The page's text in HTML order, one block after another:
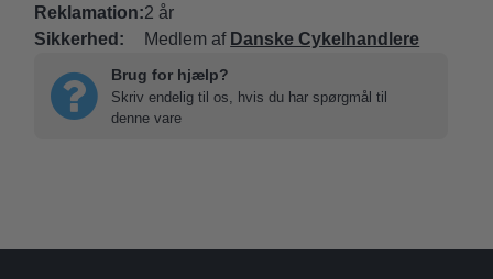
Reklamation:2 år
Sikkerhed:
Medlem af Danske Cykelhandlere
Brug for hjælp?
Skriv endelig til os, hvis du har spørgmål til
denne vare